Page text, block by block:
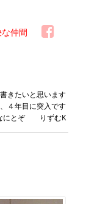
仲間
きたいと思います
４年目に突入です
にとぞ りずむK